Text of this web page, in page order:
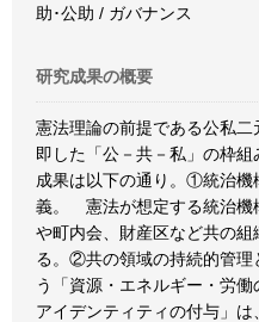
助･公助 / ガバナンス
研究成果の概要
憲法理論の前提である公私
即した「公－共－私」の枠組
成果は以下の通り。①統治機
義。 憲法が想定する統治機
や町内会、財産区など共の
る。②共の領域の持続的管
う「資源・エネルギー・労
アイデンティティの付与」